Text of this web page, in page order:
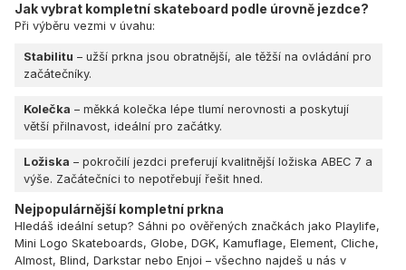
Jak vybrat kompletní skateboard podle úrovně jezdce?
Při výběru vezmi v úvahu:
Stabilitu – užší prkna jsou obratnější, ale těžší na ovládání pro
začátečníky.
Kolečka – měkká kolečka lépe tlumí nerovnosti a poskytují
větší přilnavost, ideální pro začátky.
Ložiska – pokročilí jezdci preferují kvalitnější ložiska ABEC 7 a
výše. Začátečníci to nepotřebují řešit hned.
Nejpopulárnější kompletní prkna
Hledáš ideální setup? Sáhni po ověřených značkách jako Playlife,
Mini Logo Skateboards, Globe, DGK, Kamuflage, Element, Cliche,
Almost, Blind, Darkstar nebo Enjoi – všechno najdeš u nás v